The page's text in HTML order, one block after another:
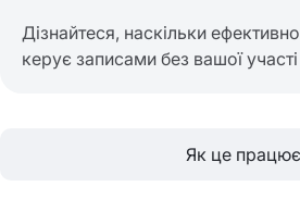
Дізнайтеся, наскільки
керує записами без вашої участі
Як це працює